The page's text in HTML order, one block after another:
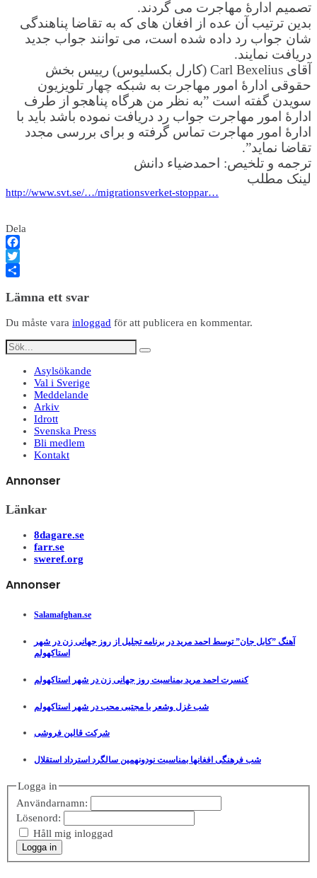
تصمیم ادارۀ مهاجرت می گردند.
بدین ترتیب آن عده از افغان های که به تقاضا پناهندگی
شان جواب رد داده شده است، می توانند جواب جدید
دریافت نمایند.
آقای Carl Bexelius (کارل بکسلیوس) رییس بخش
حقوقی ادارۀ امور مهاجرت به شبکه چهار تلویزیون
سویدن گفته است ”به نظر من هرگاه پناهجو از طرف
ادارۀ امور مهاجرت جواب رد دریافت نموده باشد باید با
ادارۀ امور مهاجرت تماس گرفته و برای بررسی مجدد
تقاضا نماید”.
ترجمه و تلخیص: احمدضیاء دانش
لینک مطلب
http://www.svt.se/…/migrationsverket-stoppar…
Dela
Facebook
Twitter
Lämna ett svar
Du måste vara inloggad för att publicera en kommentar.
Asylsökande
Val i Sverige
Meddelande
Arkiv
Idrott
Svenska Press
Bli medlem
Kontakt
Annonser
Länkar
8dagare.se
farr.se
sweref.org
Annonser
Salamafghan.se
آهنگ ”کابل جان” توسط احمد مرید در برنامه تجلیل از روز جهانی زن در شهر
استاکهولم
کنسرت احمد مرید بمناسبت روز جهانی زن در شهر استاکهولم
شب غزل وشعر با مجتبی محب در شهر استاکهولم
شرکت قالین فروشی
شب فرهنگی افغانها بمناسبت نودونهمین سالگرد استرداد استقلال
Logga in
Användarnamn:
Lösenord:
Håll mig inloggad
Logga in